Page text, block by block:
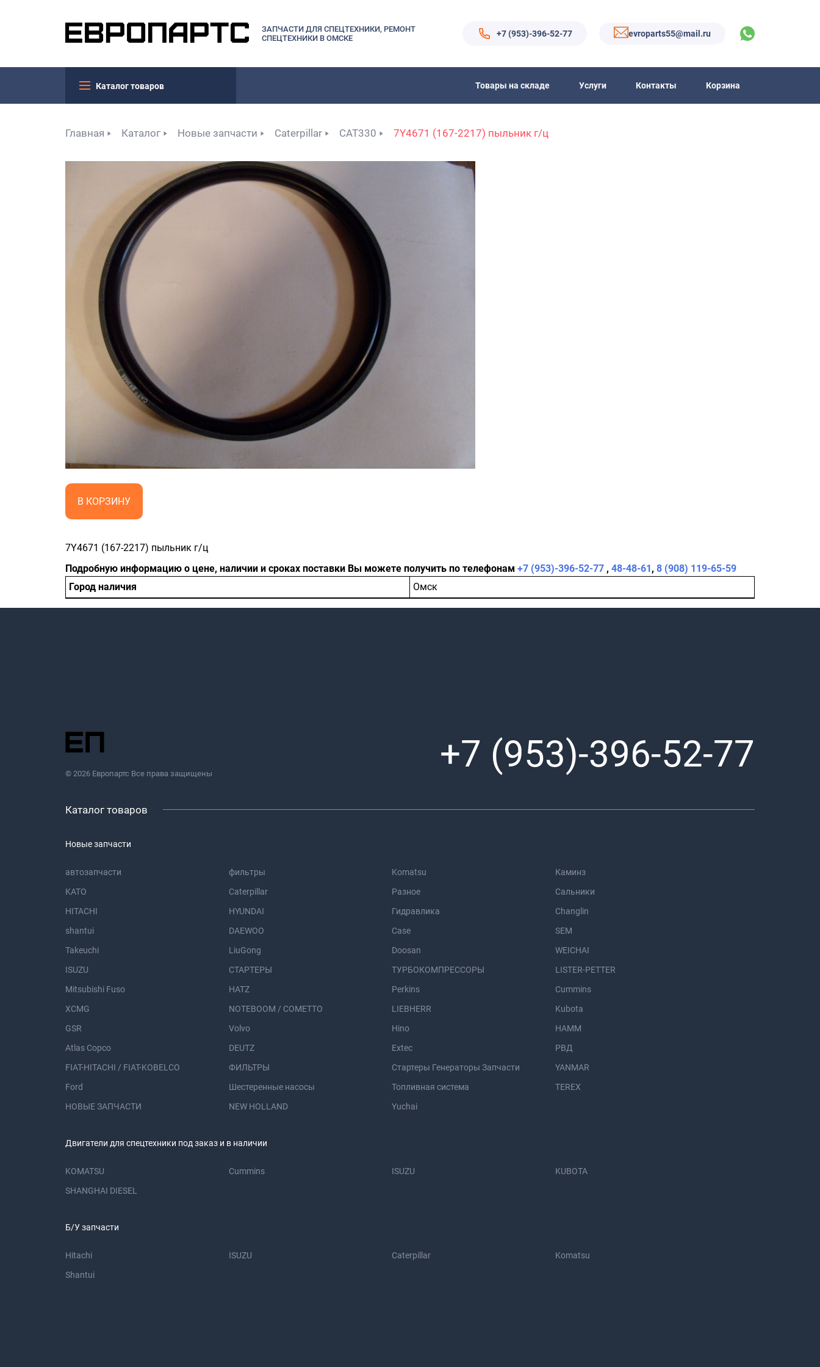
ЗАПЧАСТИ ДЛЯ СПЕЦТЕХНИКИ, РЕМОНТ
СПЕЦТЕХНИКИ В ОМСКЕ
+7 (953)-396-52-77 evroparts55@mail.ru
Каталог товаров Товары на складе Услуги Контакты Корзина
Главная Каталог Новые запчасти Caterpillar CAT330 7Y4671 (167-2217) пыльник г/ц
В КОРЗИНУ
7Y4671 (167-2217) пыльник г/ц
Подробную информацию о цене, наличии и сроках поставки Вы можете получить по телефонам +7 (953)-396-52-77 , 48-48-61, 8 (908) 119-65-59
Город наличия
Омск
© 2026 Европартс Все права защищены +7 (953)-396-52-77
Каталог товаров
Новые запчасти
автозапчасти фильтры Komatsu
Каминз
KATO
Caterpillar Разное
Сальники
HITACHI
HYUNDAI Гидравлика
Changlin
shantui
DAEWOO Case
SEM
Takeuchi
LiuGong Doosan
WEICHAI
ISUZU
СТАРТЕРЫ ТУРБОКОМПРЕССОРЫ
LISTER-PETTER
Mitsubishi Fuso
HATZ Perkins
Cummins
XCMG
NOTEBOOM / COMETTO LIEBHERR
Kubota
GSR
Volvo Hino
HAMM
Atlas Copco
DEUTZ Extec
РВД
FIAT-HITACHI / FIAT-KOBELCO
ФИЛЬТРЫ Стартеры Генераторы Запчасти
YANMAR
Ford
Шестеренные насосы Топливная система
TEREX
НОВЫЕ ЗАПЧАСТИ
NEW HOLLAND Yuchai
Двигатели для спецтехники под заказ и в наличии
KOMATSU Cummins ISUZU
KUBOTA
SHANGHAI DIESEL
Б/У запчасти
Hitachi ISUZU Caterpillar
Komatsu
Shantui